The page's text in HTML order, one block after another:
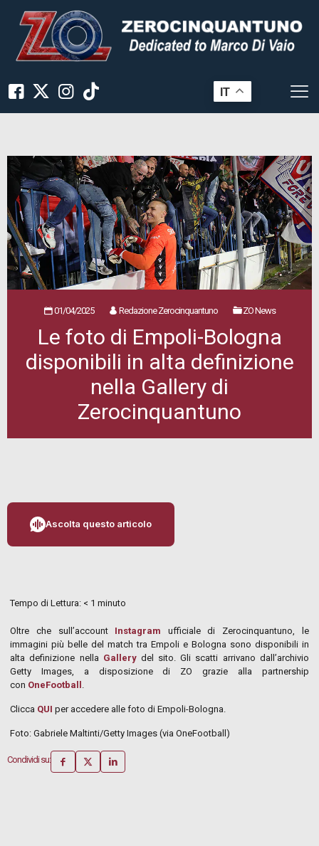
IT
01/04/2025 Redazione Zerocinquantuno ZO News
Le foto di Empoli-Bologna
disponibili in alta definizione
nella Gallery di
Zerocinquantuno
Ascolta questo articolo
Tempo di Lettura: < 1 minuto
Oltre che sull’account Instagram ufficiale di Zerocinquantuno, le
immagini più belle del match tra Empoli e Bologna sono disponibili in
alta definizione nella Gallerydel sito. Gli scatti arrivano dall’archivio
Getty Images, a disposizione di ZO grazie alla partnership
con OneFootball
Clicca QUI per accedere alle foto di Empoli-Bologna.
Foto: Gabriele Maltinti/Getty Images (via OneFootball)
Condividi su: